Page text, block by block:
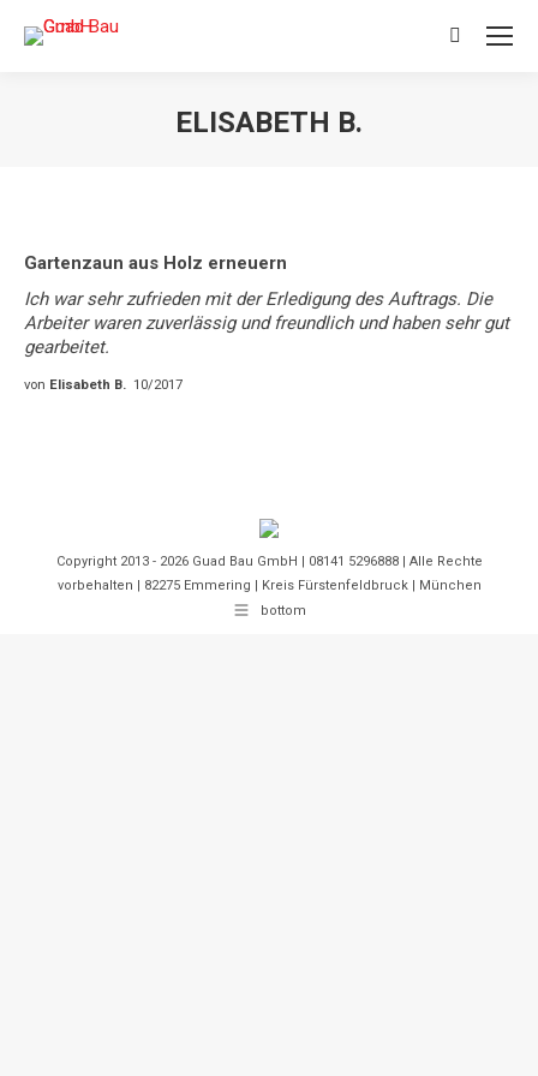
Search:
ELISABETH B.
Gartenzaun aus Holz erneuern
Ich war sehr zufrieden mit der Erledigung des Auftrags. Die
Arbeiter waren zuverlässig und freundlich und haben sehr gut
gearbeitet.
von Elisabeth B. 10/2017
Copyright 2013 - 2026 Guad Bau GmbH | 08141 5296888 | Alle Rechte
vorbehalten | 82275 Emmering | Kreis Fürstenfeldbruck | München
bottom